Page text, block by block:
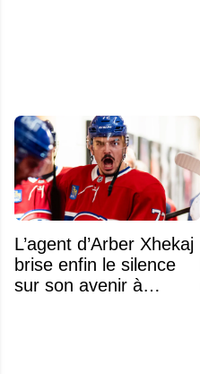
L’agent d’Arber Xhekaj
brise enfin le silence
sur son avenir à